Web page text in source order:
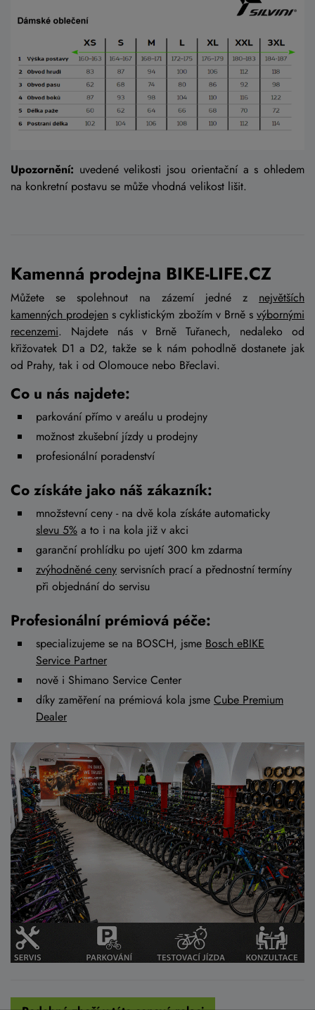
Upozornění: uvedené velikosti jsou orientační a s ohledem
na konkretní postavu se může vhodná velikost lišit.
Kamenná prodejna BIKE-LIFE.CZ
Můžete se spolehnout na zázemí jedné z největších
kamenných prodejen s cyklistickým zbožím v Brně s výbornými
recenzemi. Najdete nás v Brně Tuřanech, nedaleko od
křižovatek D1 a D2, takže se k nám pohodlně dostanete jak
od Prahy, tak i od Olomouce nebo Břeclavi.
Co u nás najdete:
parkování přímo v areálu u prodejny
možnost zkušební jízdy u prodejny
profesionální poradenství
Co získáte jako náš zákazník:
množstevní ceny - na dvě kola získáte automaticky
slevu 5% a to i na kola již v akci
garanční prohlídku po ujetí 300 km zdarma
zvýhodněné ceny servisních prací a přednostní termíny
při objednání do servisu
Profesionální prémiová péče:
specializujeme se na BOSCH, jsme Bosch eBIKE
Service Partner
nově i Shimano Service Center
díky zaměření na prémiová kola jsme Cube Premium
Dealer